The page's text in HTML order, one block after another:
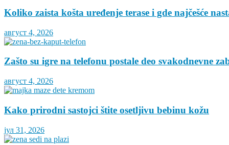
Koliko zaista košta uređenje terase i gde najčešće
август 4, 2026
Zašto su igre na telefonu postale deo svakodnevne
август 4, 2026
Kako prirodni sastojci štite osetljivu bebinu kožu
јул 31, 2026